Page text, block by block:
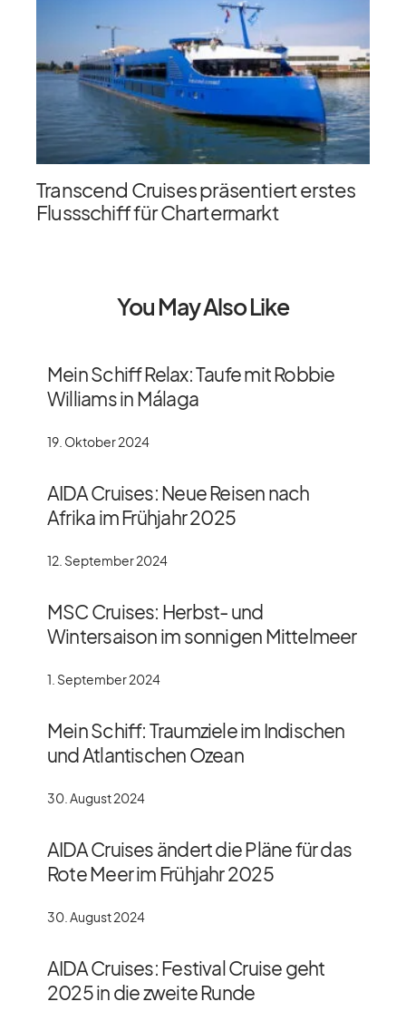
Transcend Cruises präsentiert erstes
Flussschiff für Chartermarkt
You May Also Like
Mein Schiff Relax: Taufe mit Robbie
Williams in Málaga
19. Oktober 2024
AIDA Cruises: Neue Reisen nach
Afrika im Frühjahr 2025
12. September 2024
MSC Cruises: Herbst- und
Wintersaison im sonnigen Mittelmeer
1. September 2024
Mein Schiff: Traumziele im Indischen
und Atlantischen Ozean
30. August 2024
AIDA Cruises ändert die Pläne für das
Rote Meer im Frühjahr 2025
30. August 2024
AIDA Cruises: Festival Cruise geht
2025 in die zweite Runde